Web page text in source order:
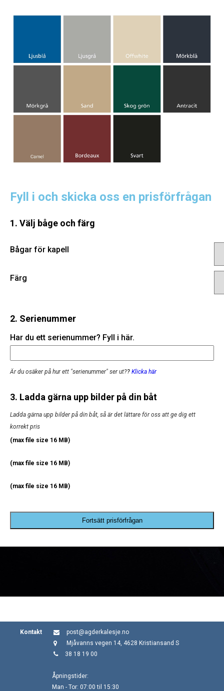
Fyll i och skicka oss en prisförfrågan
1. Välj båge och färg
Bågar för kapell
Färg
2. Serienummer
Har du ett serienummer? Fyll i här.
Är du osäker på hur ett "serienummer" ser ut?? Klicka här
3. Ladda gärna upp bilder på din båt
Ladda gärna upp bilder på din båt, så är det lättare för oss att ge dig ett
korrekt pris
(max file size 16 MB)
(max file size 16 MB)
(max file size 16 MB)
Fortsätt prisförfrågan
Kontakt
post@agderkalesje.no
Mjåvanns vegen 14, 4628 Kristiansand S
38 18 19 00
Åpningstider:
Man - Tor: 07:00 til 15:30